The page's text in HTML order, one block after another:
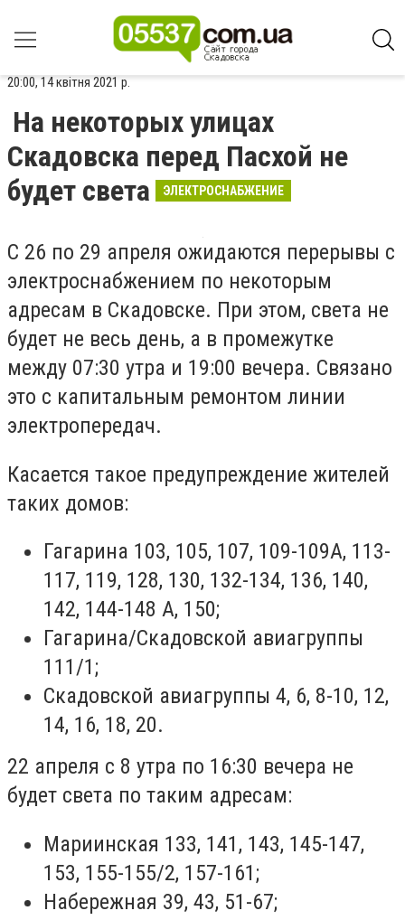
20:00, 14 квітня 2021 р.
На некоторых улицах
Скадовска перед Пасхой не
будет света
ЭЛЕКТРОСНАБЖЕНИЕ
С 26 по 29 апреля ожидаются перерывы с
электроснабжением по некоторым
адресам в Скадовске. При этом, света не
будет не весь день, а в промежутке
между 07:30 утра и 19:00 вечера. Связано
это с капитальным ремонтом линии
электропередач.
Касается такое предупреждение жителей
таких домов:
Гагарина 103, 105, 107, 109-109А, 113-
117, 119, 128, 130, 132-134, 136, 140,
142, 144-148 А, 150;
Гагарина/Скадовской авиагруппы
111/1;
Скадовской авиагруппы 4, 6, 8-10, 12,
14, 16, 18, 20.
22 апреля с 8 утра по 16:30 вечера не
будет света по таким адресам:
Мариинская 133, 141, 143, 145-147,
153, 155-155/2, 157-161;
Набережная 39, 43, 51-67;